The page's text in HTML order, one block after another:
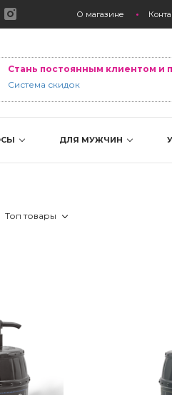
О магазине
Стань постоянным клиентом и
Система скидок
ДЛЯ МУЖЧИН
Топ товары